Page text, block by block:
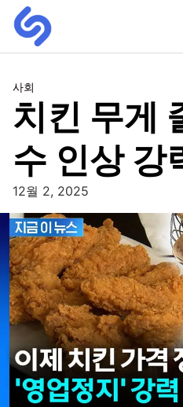
사회
치킨 무게
수 인상 강
12월 2, 2025